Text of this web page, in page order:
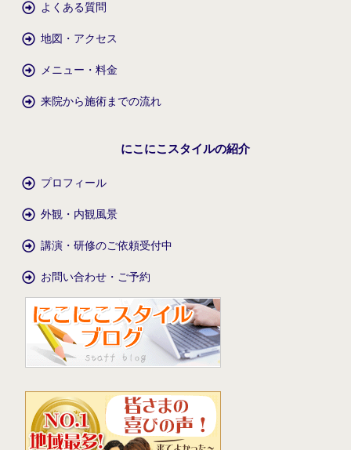
よくある質問
地図・アクセス
メニュー・料金
来院から施術までの流れ
にこにこスタイルの紹介
プロフィール
外観・内観風景
講演・研修のご依頼受付中
お問い合わせ・ご予約